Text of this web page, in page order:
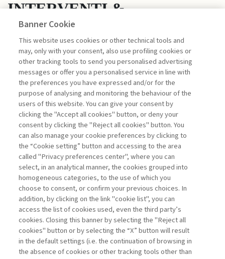
INTERVENTI &
INTERVISTE
ETICA E INTELLIGENZA
ARTIFICIALE: A ...
di Salvatore Vicari
La consultazione dei libri è riservata esclusivamente
agli abbonati Premium
Legenda: Accedi Per registrati Per abbonati
Contatti
Banner Cookie
This website uses cookies or other technical tools and
may, only with your consent, also use profiling cookies or
other tracking tools to send you personalised advertising
messages or offer you a personalised service in line with
the preferences you have expressed and/or for the
purpose of analysing and monitoring the behaviour of the
users of this website. You can give your consent by
clicking the "Accept all cookies" button, or deny your
consent by clicking the "Reject all cookies" button. You
can also manage your cookie preferences by clicking to
the “Cookie setting” button and accessing to the area
called "Privacy preferences center", where you can
select, in an analytical manner, the cookies grouped into
homogeneous categories, to the use of which you
choose to consent, or confirm your previous choices. In
addition, by clicking on the link "cookie list", you can
access the list of cookies used, even the third party’s
cookies. Closing this banner by selecting the "Reject all
cookies" button or by selecting the “X” button will result
in the default settings (i.e. the continuation of browsing in
the absence of cookies or other tracking tools other than